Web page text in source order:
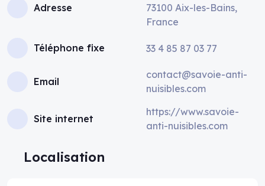
Adresse
73100 Aix-les-Bains,
France
Téléphone fixe 33 4 85 87 03 77
Email
contact@savoie-anti-
nuisibles.com
Site internet
https://www.savoie-
anti-nuisibles.com
Localisation